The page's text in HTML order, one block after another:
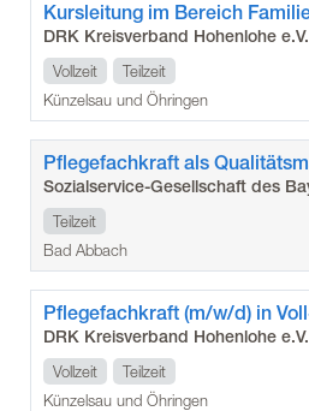
DRK Kreisverband Hohenlohe e.V.
Vollzeit
Teilzeit
Künzelsau und Öhringen
Teilzeit
Bad Abbach
DRK Kreisverband Hohenlohe e.V.
Vollzeit
Teilzeit
Künzelsau und Öhringen